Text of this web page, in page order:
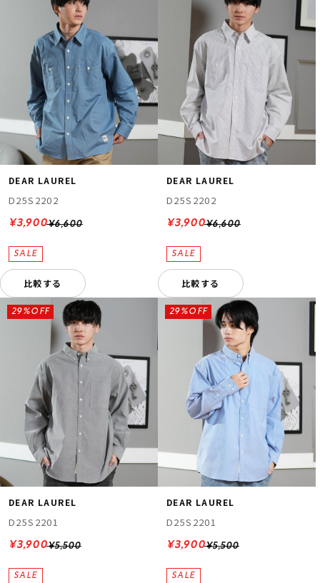
DEAR LAUREL
D25S2202
¥6,600
¥3,900
比較する
DEAR LAUREL
D25S2202
¥6,600
¥3,900
比較する
DEAR LAUREL
D25S2201
¥5,500
29%OFF
¥3,900
DEAR LAUREL
D25S2201
¥5,500
29%OFF
¥3,900